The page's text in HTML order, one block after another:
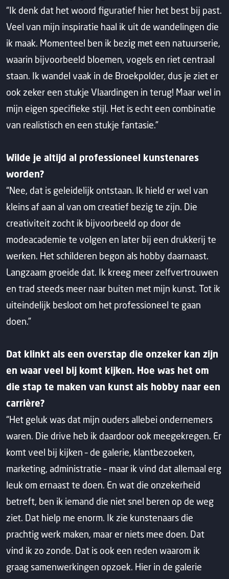
“Ik denk dat het woord figuratief hier het best bij past.
Veel van mijn inspiratie haal ik uit de wandelingen die
ik maak. Momenteel ben ik bezig met een natuurserie,
waarin bijvoorbeeld bloemen, vogels en riet centraal
staan. Ik wandel vaak in de Broekpolder, dus je ziet er
ook zeker een stukje Vlaardingen in terug! Maar wel in
mijn eigen specifieke stijl. Het is echt een combinatie
van realistisch en een stukje fantasie.”
Wilde je altijd al professioneel kunstenares
worden?
“Nee, dat is geleidelijk ontstaan. Ik hield er wel van
kleins af aan al van om creatief bezig te zijn. Die
creativiteit zocht ik bijvoorbeeld op door de
modeacademie te volgen en later bij een drukkerij te
werken. Het schilderen begon als hobby daarnaast.
Langzaam groeide dat. Ik kreeg meer zelfvertrouwen
en trad steeds meer naar buiten met mijn kunst. Tot ik
uiteindelijk besloot om het professioneel te gaan
doen.”
Dat klinkt als een overstap die onzeker kan zijn
en waar veel bij komt kijken. Hoe was het om
die stap te maken van kunst als hobby naar een
carrière?
“Het geluk was dat mijn ouders allebei ondernemers
waren. Die drive heb ik daardoor ook meegekregen. Er
komt veel bij kijken – de galerie, klantbezoeken,
marketing, administratie – maar ik vind dat allemaal erg
leuk om ernaast te doen. En wat die onzekerheid
betreft, ben ik iemand die niet snel beren op de weg
ziet. Dat hielp me enorm. Ik zie kunstenaars die
prachtig werk maken, maar er niets mee doen. Dat
vind ik zo zonde. Dat is ook een reden waarom ik
graag samenwerkingen opzoek. Hier in de galerie